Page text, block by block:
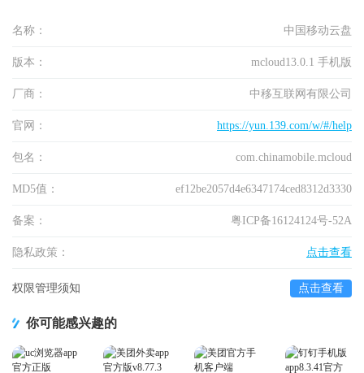
名称： 中国移动云盘
版本： mcloud13.0.1 手机版
厂商： 中移互联网有限公司
官网： https://yun.139.com/w/#/help
包名： com.chinamobile.mcloud
MD5值： ef12be2057d4e6347174ced8312d3330
备案： 粤ICP备16124124号-52A
隐私政策： 点击查看
权限管理须知 点击查看
你可能感兴趣的